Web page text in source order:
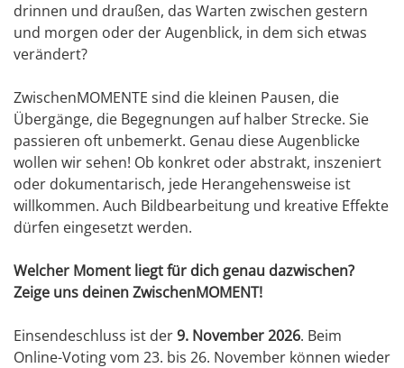
drinnen und draußen, das Warten zwischen gestern
und morgen oder der Augenblick, in dem sich etwas
verändert?
ZwischenMOMENTE sind die kleinen Pausen, die
Übergänge, die Begegnungen auf halber Strecke. Sie
passieren oft unbemerkt. Genau diese Augenblicke
wollen wir sehen! Ob konkret oder abstrakt, inszeniert
oder dokumentarisch, jede Herangehensweise ist
willkommen. Auch Bildbearbeitung und kreative Effekte
dürfen eingesetzt werden.
Welcher Moment liegt für dich genau dazwischen?
Zeige uns deinen ZwischenMOMENT!
Einsendeschluss ist der9. November 2026. Beim
Online-Voting vom 23. bis 26. November können wieder